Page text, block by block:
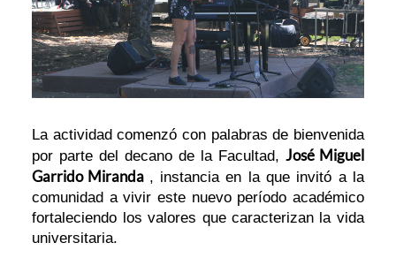
La actividad comenzó con palabras de bienvenida
por parte del decano de la Facultad, José Miguel
Garrido Miranda , instancia en la que invitó a la
comunidad a vivir este nuevo período académico
fortaleciendo los valores que caracterizan la vida
universitaria.